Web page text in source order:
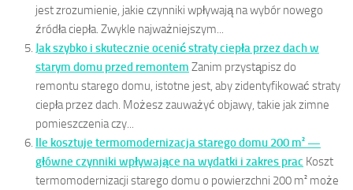
jest zrozumienie, jakie czynniki wpływają na wybór nowego
źródła ciepła. Zwykle najważniejszym...
Jak szybko i skutecznie ocenić straty ciepła przez dach w
starym domu przed remontem Zanim przystąpisz do
remontu starego domu, istotne jest, aby zidentyfikować straty
ciepła przez dach. Możesz zauważyć objawy, takie jak zimne
pomieszczenia czy...
Ile kosztuje termomodernizacja starego domu 200 m² —
główne czynniki wpływające na wydatki i zakres prac Koszt
termomodernizacji starego domu o powierzchni 200 m² może